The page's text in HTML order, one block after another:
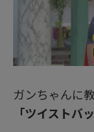
ガンちゃんに
「ツイストバ